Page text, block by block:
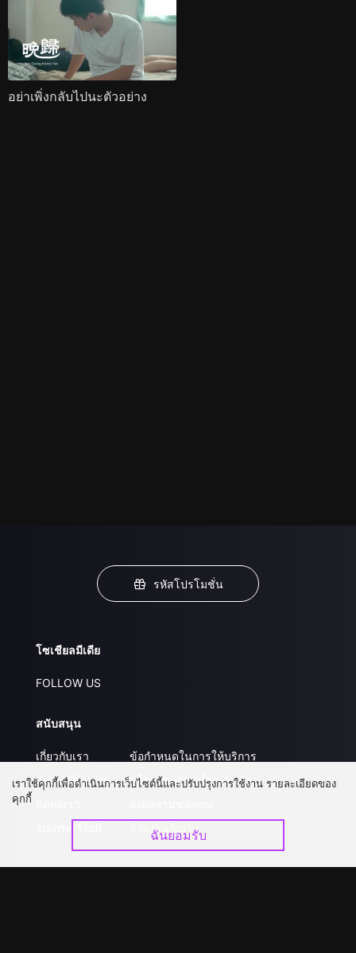
อย่าเพิ่งกลับไปนะตัวอย่าง
รหัสโปรโมชั่น
โซเชียลมีเดีย
FOLLOW US
สนับสนุน
เกี่ยวกับเรา
คำถามที่พบบ่อย
ข้อกำหนดในการให้บริการ
นโยบายความเป็นส่วนตัว
ร่วมงานกับเรา
เราใช้คุกกี้เพื่อดำเนินการเว็บไซต์นี้และปรับปรุงการใช้งาน รายละเอียดของ
คุกกี้
ฉันยอมรับ